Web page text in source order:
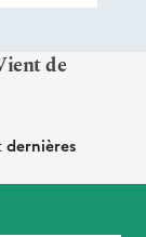
de
dernières